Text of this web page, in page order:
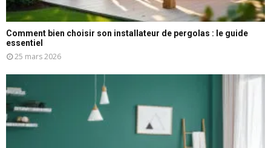
Comment bien choisir son installateur de pergolas : le guide
essentiel
25 mars 2026